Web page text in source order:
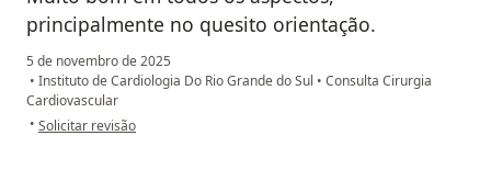
principalmente no quesito orientação.
5 de novembro de 2025
• Instituto de Cardiologia Do Rio Grande do Sul • Consulta Cirurgia
Cardiovascular
• na opinião do utilizador Marco Bonilha.
Solicitar revisão